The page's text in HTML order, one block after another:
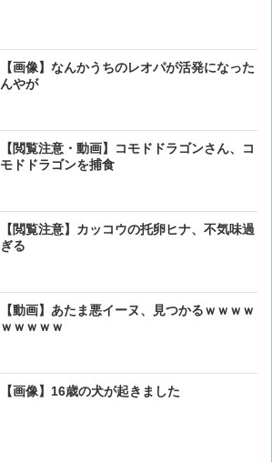
【画像】なんかうちのレオパが活発になった
んやが
【閲覧注意・動画】コモドドラゴンさん、コ
モドドラゴンを捕食
【閲覧注意】カッコウの托卵ヒナ、不気味過
ぎる
【動画】あたま悪イーヌ、見つかるｗｗｗｗ
ｗｗｗｗｗ
【画像】16歳の犬が起きました
【画像大量！】イッヌさん
【画像】 アメリカのケー
ダーメイドで作成したケー
【動画】男性、ロバにちょ
ベーリング海のカニ漁「月
【画像】イッヌさん、アホ